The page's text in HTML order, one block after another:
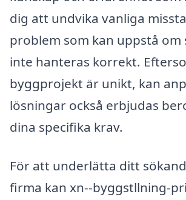
dig att undvika vanliga
problem som kan uppstå om
inte hanteras korrekt.
byggprojekt är unikt, kan
lösningar också erbjudas
dina specifika krav.
För att underlätta ditt
firma kan xn--byggstllning-